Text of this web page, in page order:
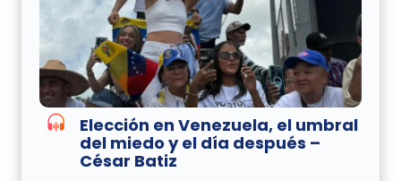
Elección en Venezuela, el umbral
del miedo y el día después –
César Batiz